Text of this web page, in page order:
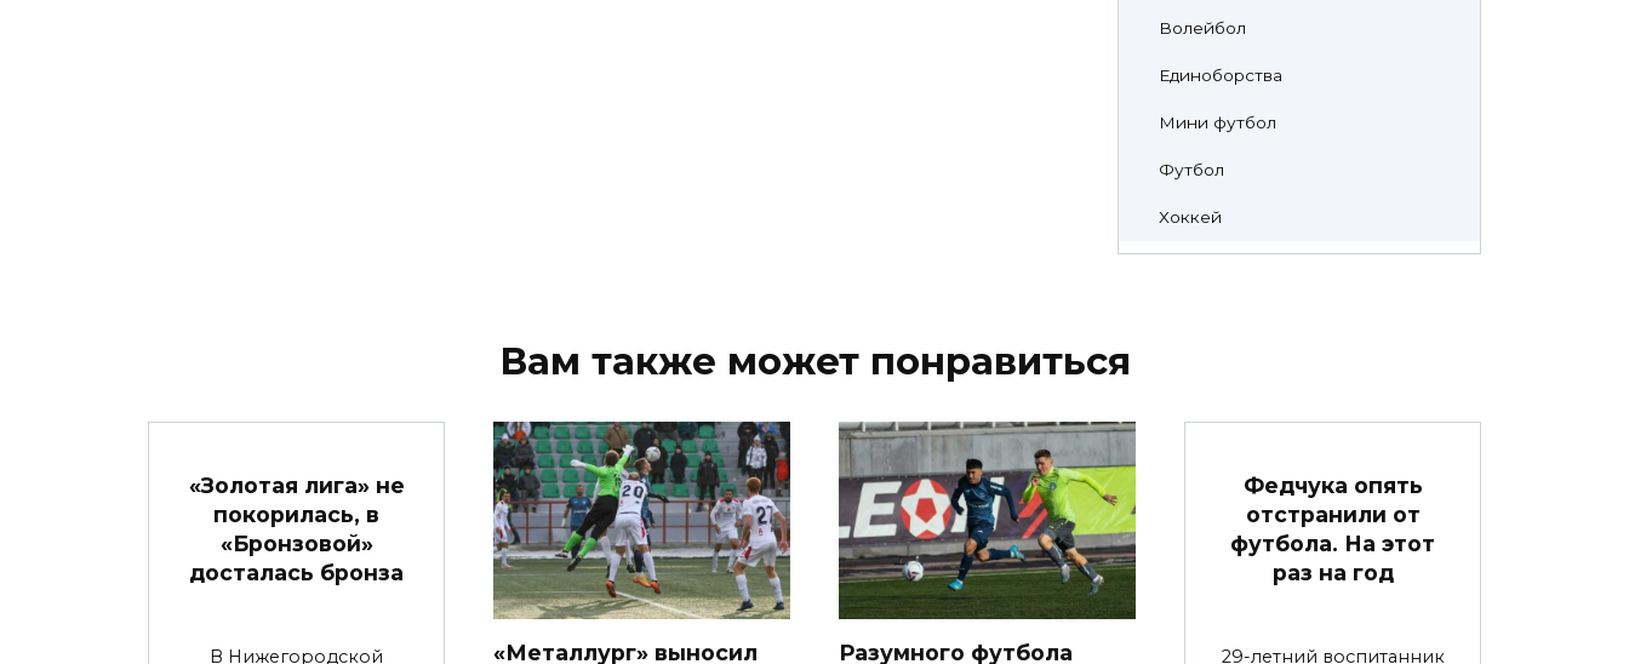
Волейбол
Единоборства
Мини футбол
Футбол
Хоккей
Вам также может понравиться
«Золотая лига» не
покорилась, в
«Бронзовой»
досталась бронза
В Нижегородской «Металлург» выносил Разумного футбола
Федчука опять
отстранили от
футбола. На этот
раз на год
29-летний воспитанник